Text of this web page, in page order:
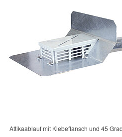
Attikaablauf mit Klebeflansch und 45